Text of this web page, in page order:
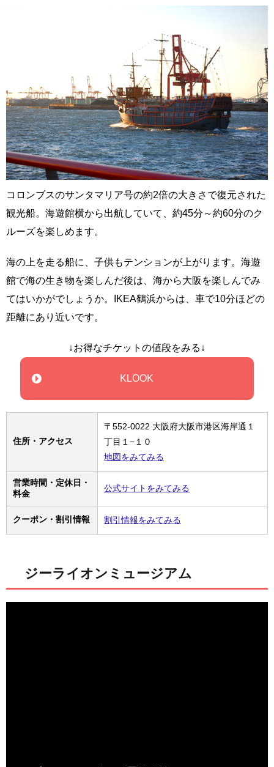
コロンブスのサンタマリア号の約2倍の大きさで復元された
観光船。海遊館横から出航していて、約45分～約60分のク
ルーズを楽しめます。
海の上を走る船に、子供もテンションが上がります。海遊
館で海の生き物を楽しんだ後は、海から大阪を楽しんでみ
てはいかがでしょうか。IKEA鶴浜からは、車で10分ほどの
距離にあり近いです。
↓お得なチケットの値段をみる↓
KLOOK
住所・アクセス
〒552-0022 大阪府大阪市港区海岸通１
丁目１−１０
地図をみてみる
営業時間・定休日・
料金
公式サイトをみてみる
クーポン・割引情報 割引情報をみてみる
ジーライオンミュージアム